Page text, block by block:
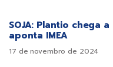
SOJA: Plantio chega
aponta IMEA
17 de novembro de 2024